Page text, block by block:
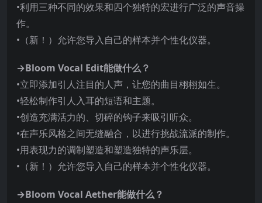
•利用三种不同的效果和四个独特的宏进行广泛的声音操
作。
•（新！）允许您导入自己的样本并个性化仪器。
→Bloom Vocal Edit能做什么？
•立即添加引人注目的人声，让您的曲目栩栩如生。
•轻松制作引人入耳的短语和主题。
•创造充满活力的、切碎的钩子来吸引听众。
•在声乐风格之间无缝融合，以进行挑战流派的制作。
•用表现力的调制塑造和塑造独特的声乐层。
•（新！）允许您导入自己的样本并个性化仪器。
→Bloom Vocal Aether能做什么？